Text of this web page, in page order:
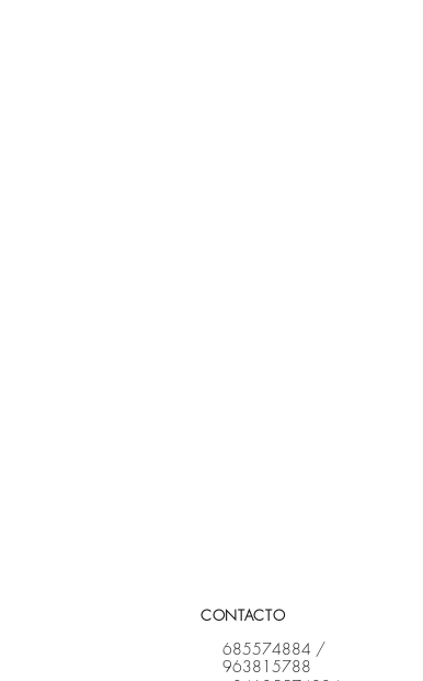
CONTACTO
685574884 /
963815788